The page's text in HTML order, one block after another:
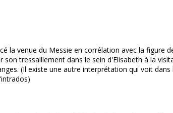
la venue du Messie en corrélation avec la figure
son tressaillement dans le sein d'Elisabeth à la
(Il existe une autre interprétation qui voit